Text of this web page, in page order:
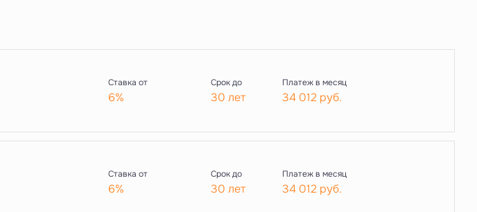
Ставка от
6%
Срок до
30 лет
Платеж в месяц
34 012 руб.
Ставка от
6%
Срок до
30 лет
Платеж в месяц
34 012 руб.